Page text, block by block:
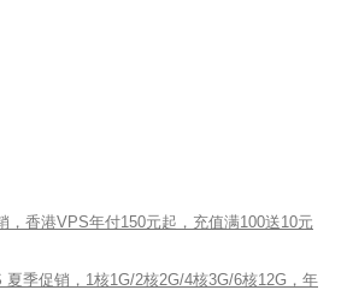
，香港VPS年付150元起，充值满100送10元
季促销，1核1G/2核2G/4核3G/6核12G，年